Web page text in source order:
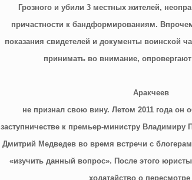
Грозного и убили 3 местных жителей,
причастности к бандформированиям.
показания свидетелей и документы воинской
принимать во внимание, опровергают
Аракчеев
не признал свою вину. Летом 2011 года он
заступничестве к премьер-министру Владимиру
Дмитрий Медведев во время встречи с
«изучить данный вопрос». После этого
ходатайство о пересмотре